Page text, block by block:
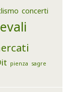
concerti
pienza sagre